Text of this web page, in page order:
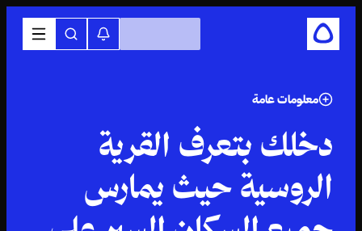
معلومات عامة
دخلك بتعرف القرية
الروسية حيث يمارس